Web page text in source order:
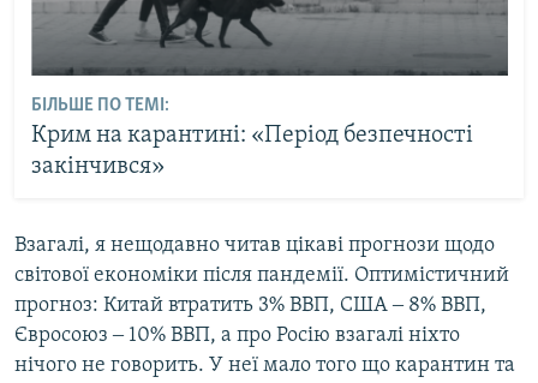
БІЛЬШЕ ПО ТЕМІ:
Крим на карантині: «Період безпечності
закінчився»
Взагалі, я нещодавно читав цікаві прогнози щодо
світової економіки після пандемії. Оптимістичний
прогноз: Китай втратить 3% ВВП, США ‒ 8% ВВП,
Євросоюз ‒ 10% ВВП, а про Росію взагалі ніхто
нічого не говорить. У неї мало того що карантин та